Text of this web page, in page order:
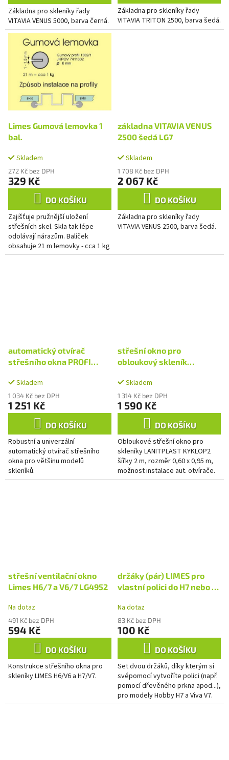
Základna pro skleníky řady
VITAVIA VENUS 5000, barva černá.
Základna pro skleníky řady
VITAVIA TRITON 2500, barva šedá.
Limes Gumová lemovka 1
bal.
Skladem
272 Kč bez DPH
329 Kč
DO KOŠÍKU
Zajišťuje pružnější uložení
střešních skel. Skla tak lépe
odolávají nárazům. Balíček
obsahuje 21 m lemovky - cca 1 kg
základna VITAVIA VENUS
2500 šedá LG7
Skladem
1 708 Kč bez DPH
2 067 Kč
DO KOŠÍKU
Základna pro skleníky řady
VITAVIA VENUS 2500, barva šedá.
automatický otvírač
střešního okna PROFI
Skladem
1 034 Kč bez DPH
1 251 Kč
DO KOŠÍKU
Robustní a univerzální
automatický otvírač střešního
okna pro většinu modelů
skleníků.
střešní okno pro
obloukový skleník
PC 4/6 mm LG4962
Skladem
1 314 Kč bez DPH
1 590 Kč
DO KOŠÍKU
Obloukové střešní okno pro
skleníky LANITPLAST KYKLOP2
šířky 2 m, rozměr 0,60 x 0,95 m,
možnost instalace aut. otvírače.
střešní ventilační okno
Limes H6/7 a V6/7 LG4952
Na dotaz
491 Kč bez DPH
594 Kč
DO KOŠÍKU
Konstrukce střešního okna pro
skleníky LIMES H6/V6 a H7/V7.
držáky (pár) LIMES pro
vlastní polici do H7 nebo V7
Na dotaz
83 Kč bez DPH
100 Kč
DO KOŠÍKU
Set dvou držáků, díky kterým si
svépomocí vytvoříte polici (např.
pomocí dřevěného prkna apod...),
pro modely Hobby H7 a Viva V7.